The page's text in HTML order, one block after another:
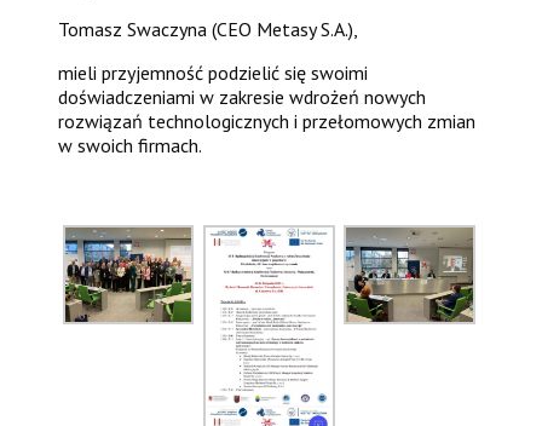
Tomasz Swaczyna (CEO Metasy S.A.),
mieli przyjemność podzielić się swoimi
doświadczeniami w zakresie wdrożeń nowych
rozwiązań technologicznych i przełomowych zmian
w swoich firmach.